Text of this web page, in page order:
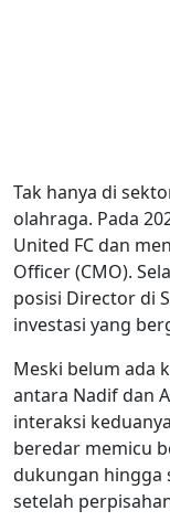
Tak hanya di
olahraga. Pada
United FC dan
Officer (CMO).
posisi Director di
investasi yang
Meski belum ada
antara Nadif dan
interaksi
beredar memicu
dukungan hingga
setelah